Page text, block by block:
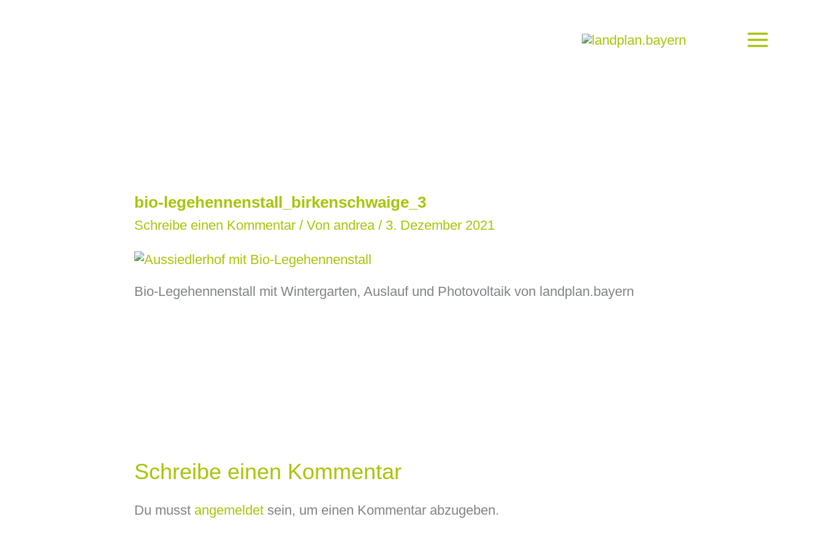
bio-legehennenstall_birkenschwaige_3
Schreibe einen Kommentar / Von andrea / 3. Dezember 2021
Bio-Legehennenstall mit Wintergarten, Auslauf und Photovoltaik von landplan.bayern
Schreibe einen Kommentar
Du musst angemeldetsein, um einen Kommentar abzugeben.